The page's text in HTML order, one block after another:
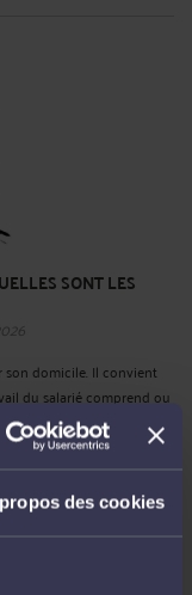
des cookies
SONT LES
son domicile. Il convient
du salarié comprend ou
La clause de
...Lire la suite >